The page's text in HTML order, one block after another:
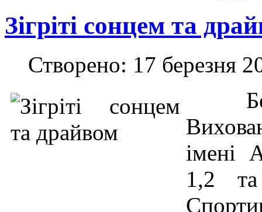
Зігріті сонцем та
Створено: 17 березня
імені
1,2